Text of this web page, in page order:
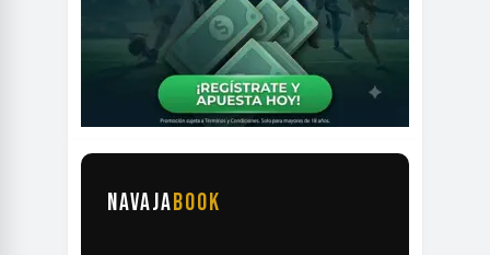
NAVAJABOOK